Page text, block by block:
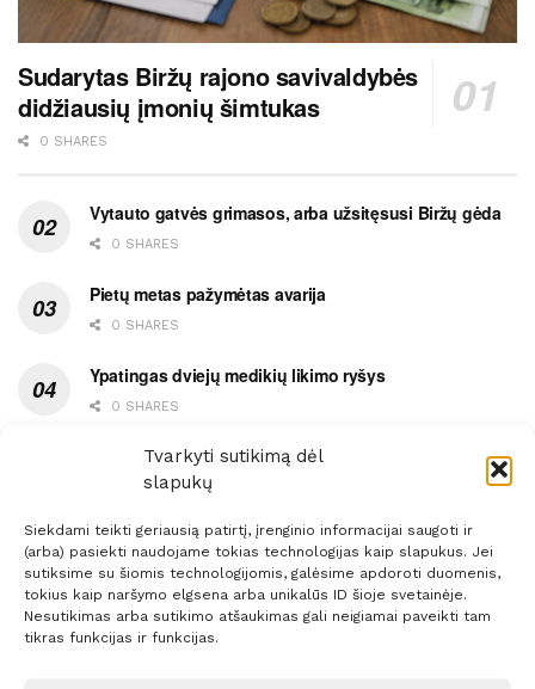
Tvarkyti sutikimą dėl
slapukų
Siekdami teikti geriausią patirtį, įrenginio informacijai saugoti ir
(arba) pasiekti naudojame tokias technologijas kaip slapukus. Jei
sutiksime su šiomis technologijomis, galėsime apdoroti duomenis,
tokius kaip naršymo elgsena arba unikalūs ID šioje svetainėje.
Nesutikimas arba sutikimo atšaukimas gali neigiamai paveikti tam
tikras funkcijas ir funkcijas.
Sudarytas Biržų rajono savivaldybės
didžiausių įmonių šimtukas
0 SHARES
Vytauto gatvės grimasos, arba užsitęsusi Biržų gėda
0 SHARES
Pietų metas pažymėtas avarija
0 SHARES
Ypatingas dviejų medikių likimo ryšys
0 SHARES
Ašaromis baigęsis užėjimas į piceriją
0 SHARES
Prenumerata Reklama